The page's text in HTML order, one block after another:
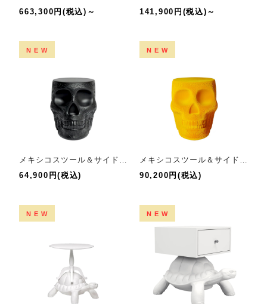
663,300円(税込)～
141,900円(税込)～
NEW
64,900円(税込)
NEW
90,200円(税込)
NEW NEW